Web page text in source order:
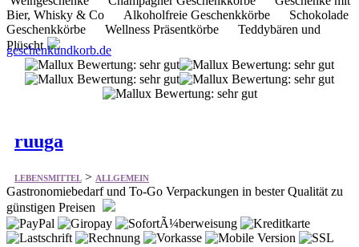
Bier, Whisky & Co Alkoholfreie Geschenkkörbe Schokolade
Geschenkkörbe Wellness Präsentkörbe Teddybären und
Plüscht
geschenkundkorb.de
ruuga
LEBENSMITTEL>ALLGEMEIN
Gastronomiebedarf und To-Go Verpackungen in bester Qualität zu
günstigen Preisen